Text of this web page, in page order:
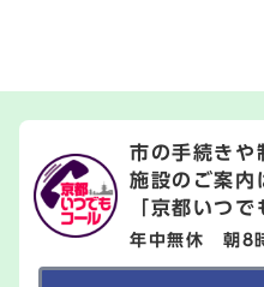
市の手続きや
施設のご案内
「京都いつで
年中無休 朝8